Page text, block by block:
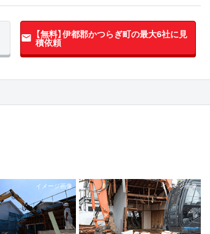
【無料】伊都郡かつらぎ町の最大6社に見
積依頼